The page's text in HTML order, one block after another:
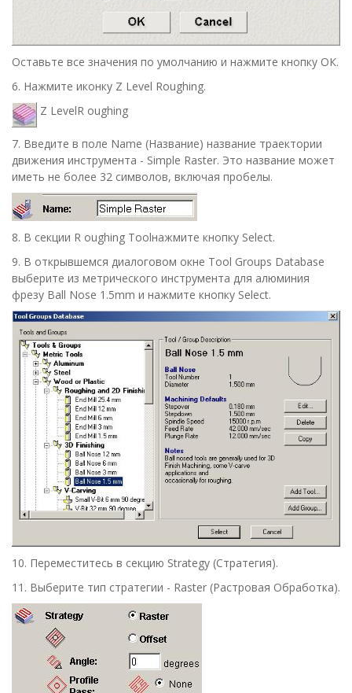
Оставьте все значения по умолчанию и нажмите кнопку ОК.
6. Нажмите иконку Z Level Roughing.
Z LevelR oughing
7. Введите в поле Name (Название) название траектории
движения инструмента - Simple Raster. Это название может
иметь не более 32 символов, включая пробелы.
8. В секции R oughing Toolнажмите кнопку Select.
9. В открывшемся диалоговом окне Tool Groups Database
выберите из метрического инструмента для алюминия
фрезу Ball Nose 1.5mm и нажмите кнопку Select.
10. Переместитесь в секцию Strategy (Стратегия).
11. Выберите тип стратегии - Raster (Растровая Обработка).